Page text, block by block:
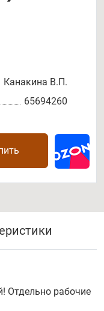
Канакина В.П.
65694260
Отдельно рабочие